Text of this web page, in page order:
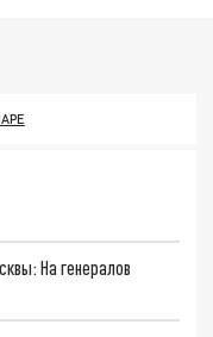
На генералов